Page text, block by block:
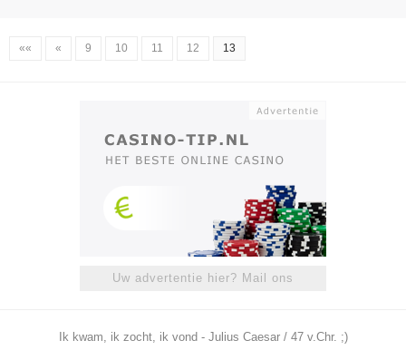
«« « 9 10 11 12 13
Uw advertentie hier? Mail ons
Ik kwam, ik zocht, ik vond - Julius Caesar / 47 v.Chr. ;)